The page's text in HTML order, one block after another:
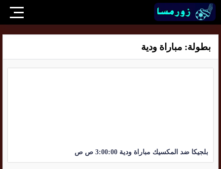
بطولة: مباراة ودية
بلجيكا ضد المكسيك مباراة ودية 3:00:00 ص ص